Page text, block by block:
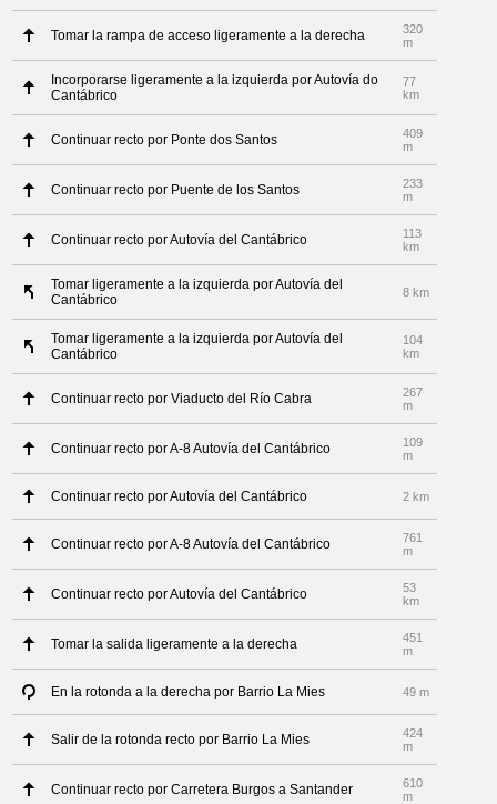
Tomar la rampa de acceso ligeramente a la derecha
320
m
Incorporarse ligeramente a la izquierda por Autovía do
Cantábrico
77
km
Continuar recto por Ponte dos Santos
409
m
Continuar recto por Puente de los Santos
233
m
Continuar recto por Autovía del Cantábrico
113
km
Tomar ligeramente a la izquierda por Autovía del
Cantábrico
8 km
Tomar ligeramente a la izquierda por Autovía del
Cantábrico
104
km
Continuar recto por Viaducto del Río Cabra
267
m
Continuar recto por A-8 Autovía del Cantábrico
109
m
Continuar recto por Autovía del Cantábrico 2 km
Continuar recto por A-8 Autovía del Cantábrico
761
m
Continuar recto por Autovía del Cantábrico
53
km
Tomar la salida ligeramente a la derecha
451
m
En la rotonda a la derecha por Barrio La Mies 49 m
Salir de la rotonda recto por Barrio La Mies
424
m
Continuar recto por Carretera Burgos a Santander
610
m